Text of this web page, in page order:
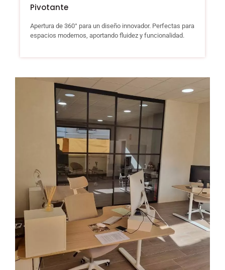
Pivotante
Apertura de 360° para un diseño innovador. Perfectas para
espacios modernos, aportando fluidez y funcionalidad.